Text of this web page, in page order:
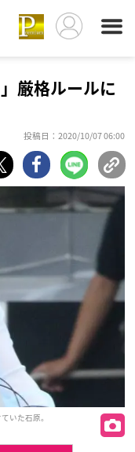
厳格ルールに
投稿日：2020/10/07 06:00
いた石原。